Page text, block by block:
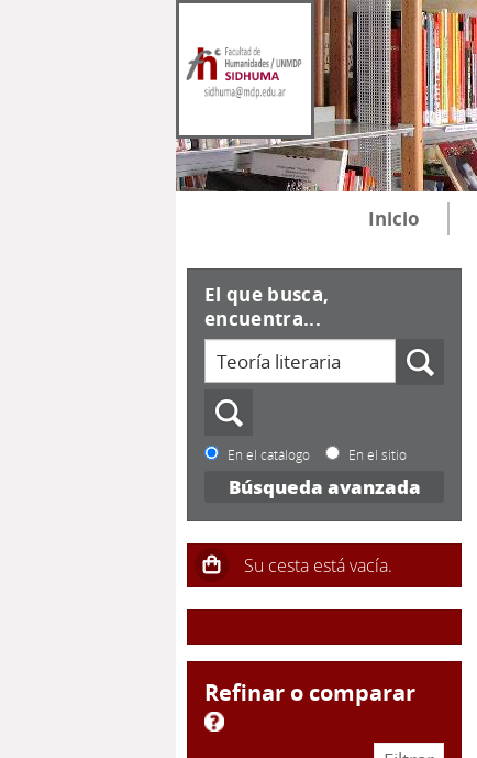
Inicio
El que busca,
encuentra...
En el catálogo En el sitio
Búsqueda avanzada
refinar o comparar